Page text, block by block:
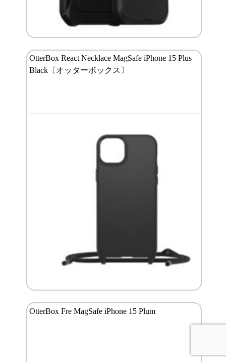
OtterBox React Necklace MagSafe iPhone 15 Plus
Black〔オッターボックス〕
OtterBox Fre MagSafe iPhone 15 Plum